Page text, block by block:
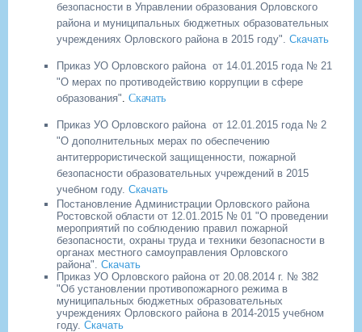
безопасности в Управлении образования Орловского
района и муниципальных бюджетных образовательных
учреждениях Орловского района в 2015 году". Скачать
Приказ УО Орловского района от 14.01.2015 года № 21
"О мерах по противодействию коррупции в сфере
образования". Скачать
Приказ УО Орловского района от 12.01.2015 года № 2
"О дополнительных мерах по обеспечению
антитеррористической защищенности, пожарной
безопасности образовательных учреждений в 2015
учебном году. Скачать
Постановление Администрации Орловского района
Ростовской области от 12.01.2015 № 01 "О проведении
мероприятий по соблюдению правил пожарной
безопасности, охраны труда и техники безопасности в
органах местного самоуправления Орловского
района". Скачать
Приказ УО Орловского района от 20.08.2014 г. № 382
"Об установлении противопожарного режима в
муниципальных бюджетных образовательных
учреждениях Орловского района в 2014-2015 учебном
году. Скачать